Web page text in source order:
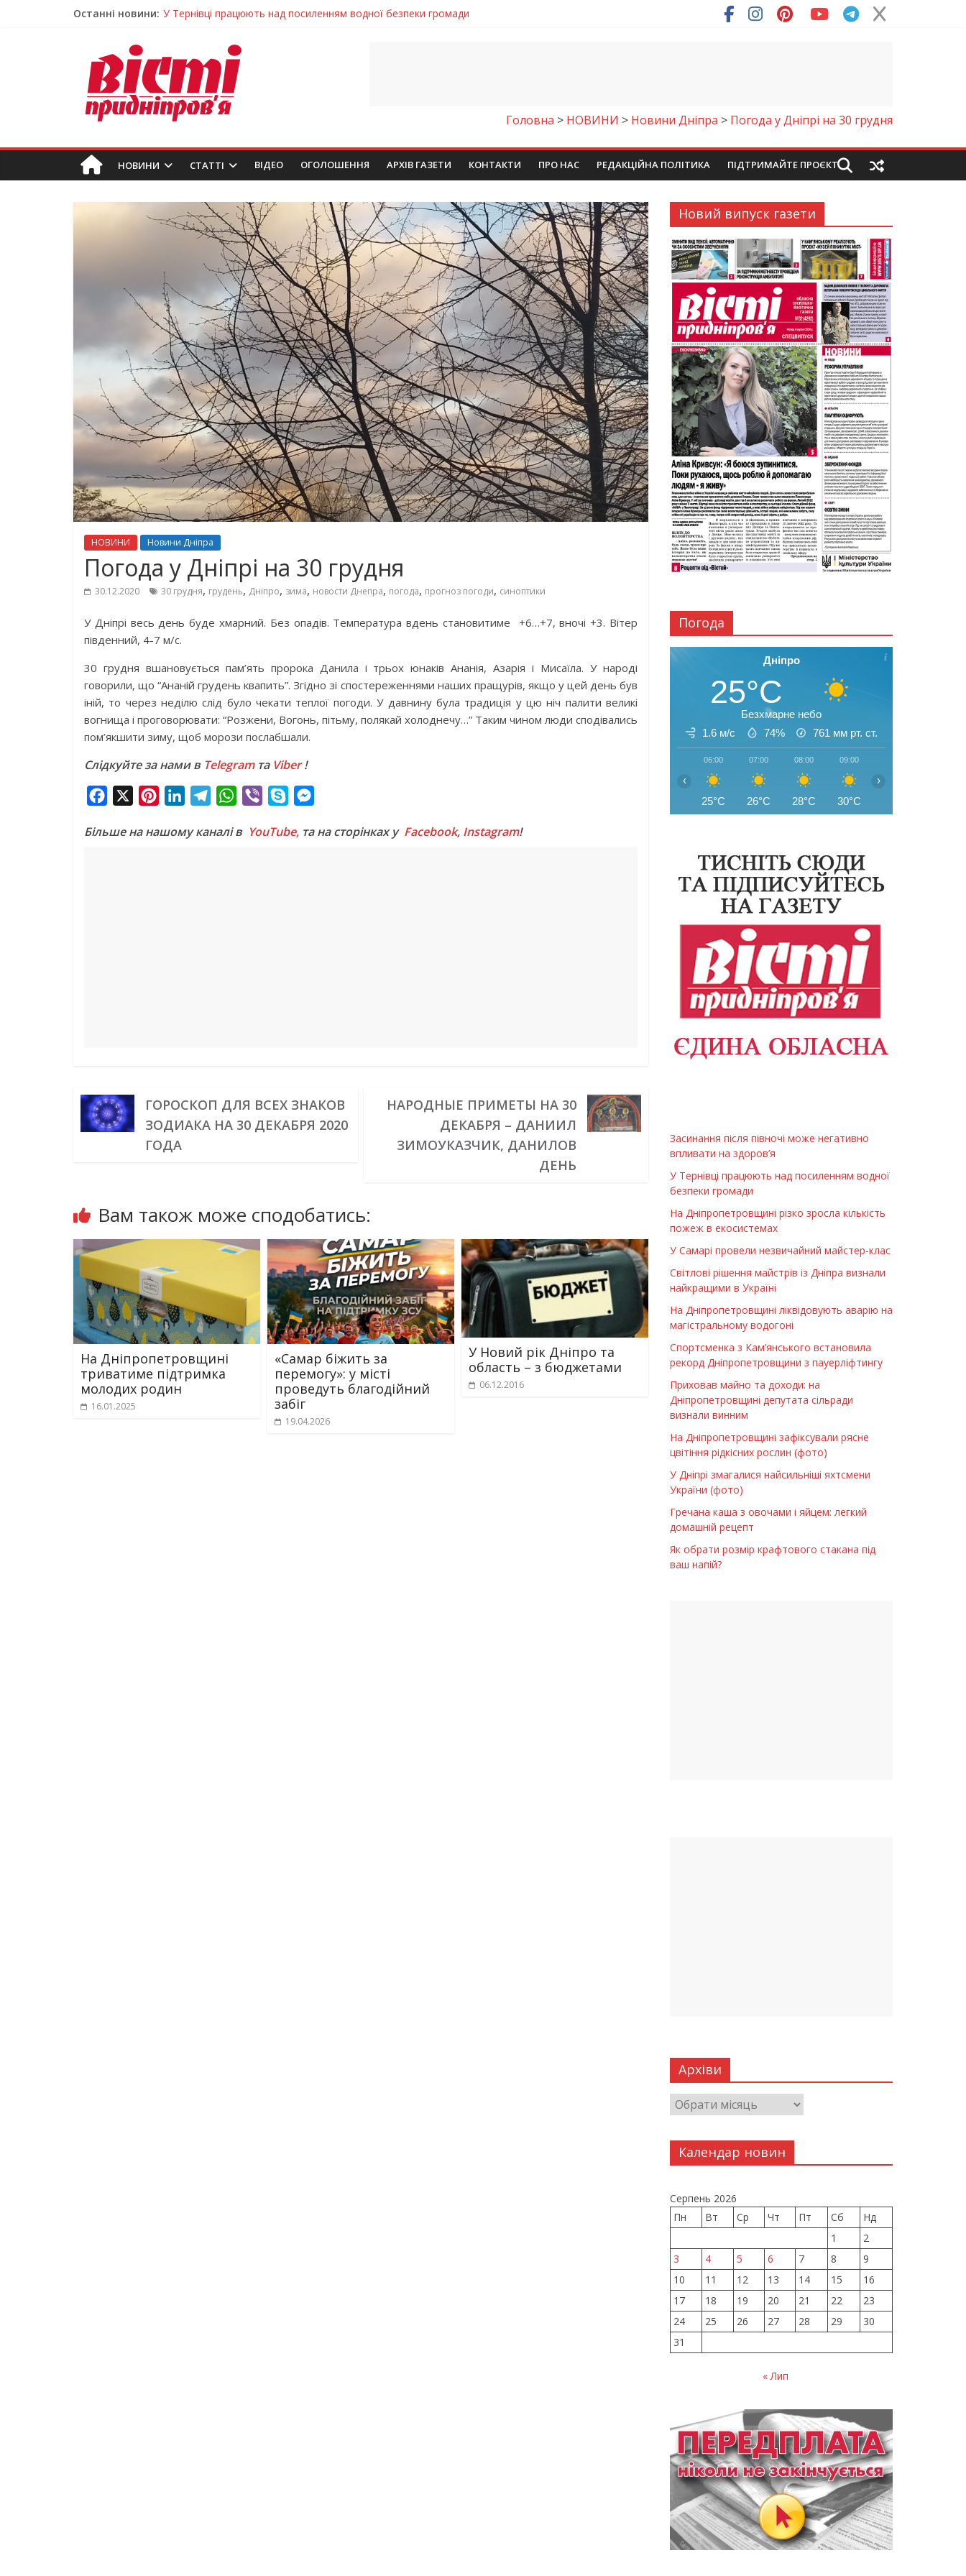
Останні новини: На Дніпропетровщині різко зросла кількість пожеж в екосистемах
Світлові рішення майстрів із Дніпра визнали найкращими в Україні
Засинання після півночі може негативно впливати на здоров’я
У Тернівці працюють над посиленням водної безпеки громади
Головна > НОВИНИ > Новини Дніпра > Погода у Дніпрі на 30 грудня
НОВИНИ СТАТТІ ВIДЕО ОГОЛОШЕННЯ АРХІВ ГАЗЕТИ КОНТАКТИ ПРО НАС РЕДАКЦІЙНА ПОЛІТИКА ПІДТРИМАЙТЕ ПРОЄКТ
НОВИНИ Новини Дніпра
Погода у Дніпрі на 30 грудня
30.12.2020 30 грудня, грудень, Дніпро, зима, новости Днепра, погода, прогноз погоди, синоптики
У Дніпрі весь день буде хмарний. Без опадів. Температура вдень становитиме +6…+7, вночі +3. Вітер
південний, 4-7 м/с.
30 грудня вшановується пам’ять пророка Данила і трьох юнаків Ананія, Азарія і Мисаїла. У народі
говорили, що “Ананій грудень квапить”. Згідно зі спостереженнями наших пращурів, якщо у цей день був
іній, то через неділю слід було чекати теплої погоди. У давнину була традиція у цю ніч палити великі
вогнища і проговорювати: “Розжени, Вогонь, пітьму, полякай холоднечу…” Таким чином люди сподівались
пом’якшити зиму, щоб морози послабшали.
Слідкуйте за нами в Telegramта Viber!
c
n
n
l
W
a
b
y
s
Більше на нашому каналі в YouTube, та на сторінках у Facebook, Instagram!
ГОРОСКОП ДЛЯ ВСЕХ ЗНАКОВ
ЗОДИАКА НА 30 ДЕКАБРЯ 2020
ГОДА
НАРОДНЫЕ ПРИМЕТЫ НА 30
ДЕКАБРЯ – ДАНИИЛ
ЗИМОУКАЗЧИК, ДАНИЛОВ
ДЕНЬ
Вам також може сподобатись:
На Дніпропетровщині
триватиме підтримка
молодих родин
16.01.2025
«Самар біжить за
перемогу»: у місті
проведуть благодійний
забіг
19.04.2026
У Новий рік Дніпро та
область – з бюджетами
06.12.2016
Новий випуск газети
Погода
Дніпро
25°C
Безхмарне небо
1.6 м/с
74% 761 мм рт. ст.
06:00
25°C
07:00
26°C
08:00
28°C
09:00
30°C
‹ ›
Засинання після півночі може негативно
впливати на здоров’я
У Тернівці працюють над посиленням водної
безпеки громади
На Дніпропетровщині різко зросла кількість
пожеж в екосистемах
У Самарі провели незвичайний майстер-клас
Світлові рішення майстрів із Дніпра визнали
найкращими в Україні
На Дніпропетровщині ліквідовують аварію на
магістральному водогоні
Спортсменка з Кам’янського встановила
рекорд Дніпропетровщини з пауерліфтингу
Приховав майно та доходи: на
Дніпропетровщині депутата сільради
визнали винним
На Дніпропетровщині зафіксували рясне
цвітіння рідкісних рослин (фото)
У Дніпрі змагалися найсильніші яхтсмени
України (фото)
Гречана каша з овочами і яйцем: легкий
домашній рецепт
Як обрати розмір крафтового стакана під
ваш напій?
Архіви
Календар новин
Серпень 2026
Пн
Вт Ср Чт Пт Сб
Нд
1
2
3
4 5 6 7 8
9
10
11 12 13 14 15
16
17
18 19 20 21 22
23
24
25 26 27 28 29
30
31
« Лип